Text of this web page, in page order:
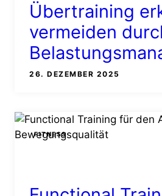
Übertraining
vermeiden
26. DEZEMBER 2025
FITNESS